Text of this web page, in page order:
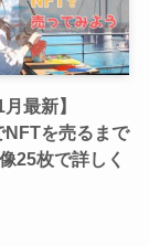
最新】
を売るまで
25枚で詳しく